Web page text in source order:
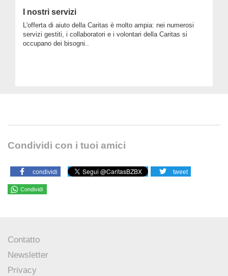
I nostri servizi
L'offerta di aiuto della Caritas è molto ampia: nei numerosi
servizi gestiti, i collaboratori e i volontari della Caritas si
occupano dei bisogni..
Condividi con i tuoi amici
condividi tweet
Condividi
Contatto
Newsletter
Privacy